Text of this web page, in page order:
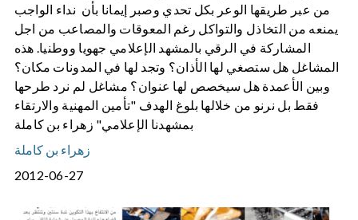
من عبر طريقها الوعر بكل تحدي وصبر إيمانا بأن نداء الواجب
يمنعه من التخاذل والتواكل رغم المعوقات والمصاعب من اجل
المشاركة في الرقي بالمشهد الإعلامي جهويا ووطنيا. هذه
المشاغل هل ستصغي لها الأذان؟ وتجد لها في المدونات مكان؟
وبين الأعمدة هل سيخصص لها عنوان؟ مشاغل لم نرد طرحها
فقط بل نرنو من خلالها بلوغ الهدف "تأمين المهنية والارتقاء
بمشهدنا الإعلامي" زهراء بن كاملة
زهراء بن كاملة
2012-06-27